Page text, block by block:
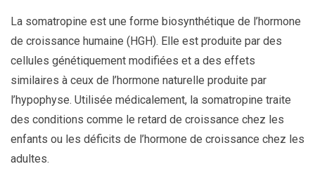
La somatropine est une forme biosynthétique de l’hormone
de croissance humaine (HGH). Elle est produite par des
cellules génétiquement modifiées et a des effets
similaires à ceux de l’hormone naturelle produite par
l’hypophyse. Utilisée médicalement, la somatropine traite
des conditions comme le retard de croissance chez les
enfants ou les déficits de l’hormone de croissance chez les
adultes.